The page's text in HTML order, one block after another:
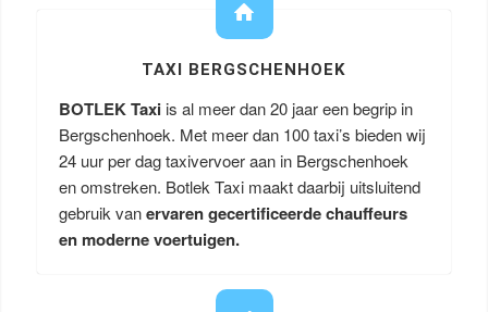
TAXI BERGSCHENHOEK
BOTLEK Taxi is al meer dan 20 jaar een begrip in
Bergschenhoek. Met meer dan 100 taxi’s bieden wij
24 uur per dag taxivervoer aan in Bergschenhoek
en omstreken. Botlek Taxi maakt daarbij uitsluitend
gebruik vanervaren gecertificeerde chauffeurs
en moderne voertuigen.